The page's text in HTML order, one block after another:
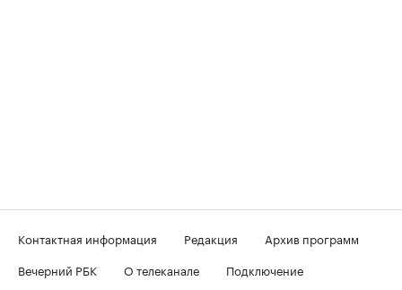
Контактная информация Редакция
Архив программ
Вечерний РБК
О телеканале
Подключение